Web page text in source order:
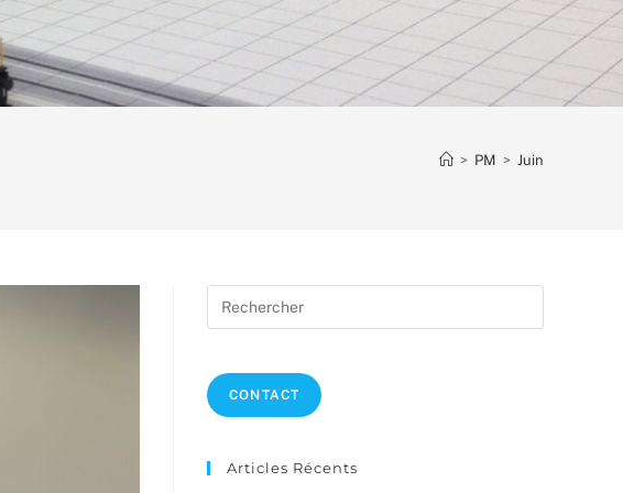
> PM > Juin
Escape
CONTACT
Articles Récents